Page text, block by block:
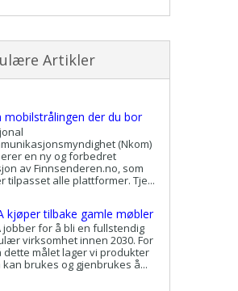
Artikler
mobilstrålingen der du bor
(Nkom)
en ny og forbedret
av Finnsenderen.no, som
tilpasset alle plattformer. Tje...
kjøper tilbake gamle møbler
jobber for å bli en fullstendig
virksomhet innen 2030. For
dette målet lager vi produkter
kan brukes og gjenbrukes å...